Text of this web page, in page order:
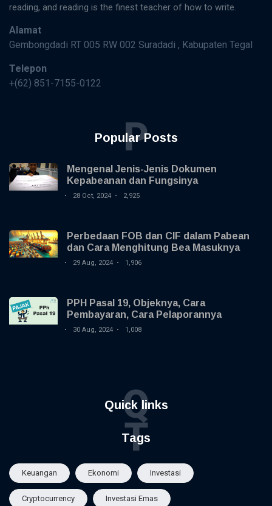
reading, and reading is the finest teacher of how to write.
Alamat
Gembongdadi RT 005 RW 002 Suradadi , Kabupaten Tegal
Telepon
+(62) 851-7155-0122
Popular Posts
P
Mengenal Jenis-Jenis Dokumen
Kepabeanan dan Fungsinya
28 Oct, 2024 2,925
Perbedaan FOB dan CIF dalam Pabean
dan Cara Menghitung Bea Masuknya
29 Aug, 2024 1,906
PPH Pasal 19, Objeknya, Cara
Pembayaran, Cara Pelaporannya
30 Aug, 2024 1,008
Quick links
Q
Tags
T
Keuangan Ekonomi Investasi
Cryptocurrency Investasi Emas